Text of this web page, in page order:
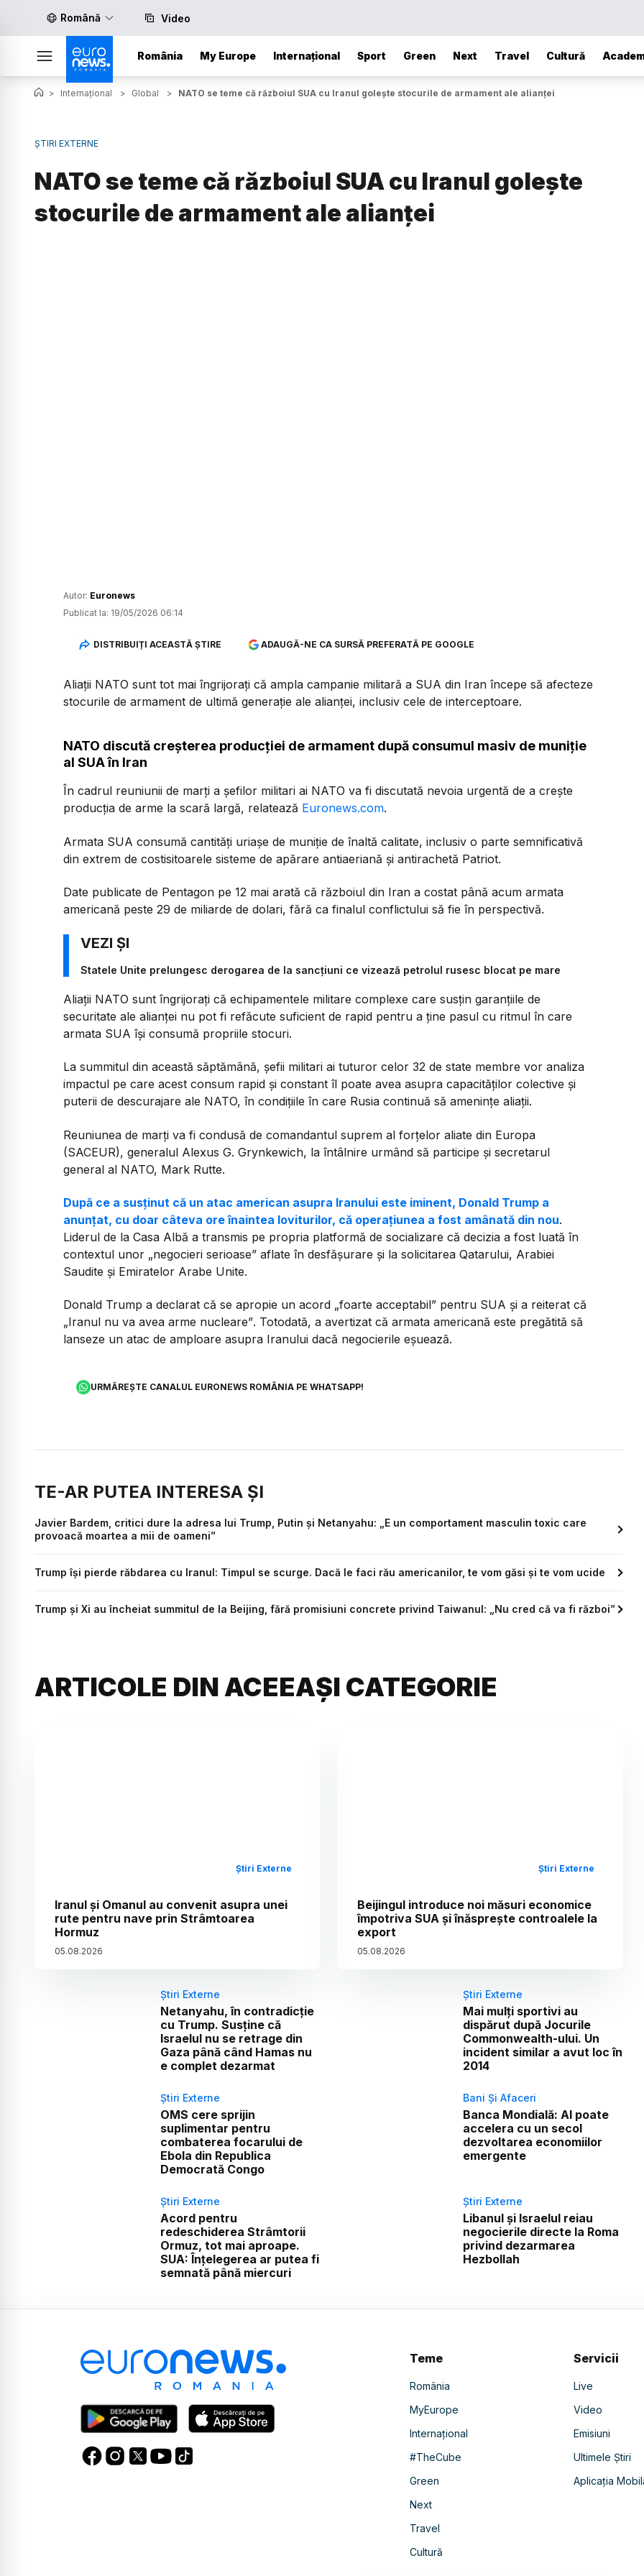
Română Video
România My Europe Internațional Sport Green Next Travel Cultură
> Internațional > Global > NATO se teme că războiul SUA cu Iranul golește stocurile de armament ale alianței
ȘTIRI EXTERNE
NATO se teme că războiul SUA cu Iranul golește
stocurile de armament ale alianței
Autor: Euronews
Publicat la: 19/05/2026 06:14
DISTRIBUIȚI ACEASTĂ ȘTIRE ADAUGĂ-NE CA SURSĂ PREFERATĂ PE GOOGLE
Aliații NATO sunt tot mai îngrijorați că ampla campanie militară a SUA din Iran începe să afecteze
stocurile de armament de ultimă generație ale alianței, inclusiv cele de interceptoare.
NATO discută creșterea producției de armament după consumul masiv de muniție
al SUA în Iran
În cadrul reuniunii de marți a șefilor militari ai NATO va fi discutată nevoia urgentă de a crește
producția de arme la scară largă, relatează Euronews.com.
Armata SUA consumă cantități uriașe de muniție de înaltă calitate, inclusiv o parte semnificativă
din extrem de costisitoarele sisteme de apărare antiaeriană și antirachetă Patriot.
Date publicate de Pentagon pe 12 mai arată că războiul din Iran a costat până acum armata
americană peste 29 de miliarde de dolari, fără ca finalul conflictului să fie în perspectivă.
Statele Unite prelungesc derogarea de la sancțiuni ce vizează petrolul rusesc blocat pe mare
Aliații NATO sunt îngrijorați că echipamentele militare complexe care susțin garanțiile de
securitate ale alianței nu pot fi refăcute suficient de rapid pentru a ține pasul cu ritmul în care
armata SUA își consumă propriile stocuri.
La summitul din această săptămână, șefii militari ai tuturor celor 32 de state membre vor analiza
impactul pe care acest consum rapid și constant îl poate avea asupra capacităților colective și
puterii de descurajare ale NATO, în condițiile în care Rusia continuă să amenințe aliații.
Reuniunea de marți va fi condusă de comandantul suprem al forțelor aliate din Europa
(SACEUR), generalul Alexus G. Grynkewich, la întâlnire urmând să participe și secretarul
general al NATO, Mark Rutte.
După ce a susținut că un atac american asupra Iranului este iminent, Donald Trump a
anunțat, cu doar câteva ore înaintea loviturilor, că operațiunea a fost amânată din nou.
Liderul de la Casa Albă a transmis pe propria platformă de socializare că decizia a fost luată în
contextul unor „negocieri serioase” aflate în desfășurare și la solicitarea Qatarului, Arabiei
Saudite și Emiratelor Arabe Unite.
Donald Trump a declarat că se apropie un acord „foarte acceptabil” pentru SUA și a reiterat că
„Iranul nu va avea arme nucleare”. Totodată, a avertizat că armata americană este pregătită să
lanseze un atac de amploare asupra Iranului dacă negocierile eșuează.
URMĂREȘTE CANALUL EURONEWS ROMÂNIA PE WHATSAPP!
TE-AR PUTEA INTERESA ȘI
Javier Bardem, critici dure la adresa lui Trump, Putin și Netanyahu: „E un comportament masculin toxic care
provoacă moartea a mii de oameni”
Trump își pierde răbdarea cu Iranul: Timpul se scurge. Dacă le faci rău americanilor, te vom găsi și te vom ucide
Trump și Xi au încheiat summitul de la Beijing, fără promisiuni concrete privind Taiwanul: „Nu cred că va fi război”
ARTICOLE DIN ACEEAȘI CATEGORIE
Știri Externe
Iranul și Omanul au convenit asupra unei
rute pentru nave prin Strâmtoarea
Hormuz
05.08.2026
Știri Externe
Beijingul introduce noi măsuri economice
împotriva SUA și înăsprește controalele la
export
05.08.2026
Știri Externe
Netanyahu, în contradicție
cu Trump. Susține că
Israelul nu se retrage din
Gaza până când Hamas nu
e complet dezarmat
Știri Externe
Mai mulți sportivi au
dispărut după Jocurile
Commonwealth-ului. Un
incident similar a avut loc în
2014
Știri Externe
OMS cere sprijin
suplimentar pentru
combaterea focarului de
Ebola din Republica
Democrată Congo
Bani Și Afaceri
Banca Mondială: AI poate
accelera cu un secol
dezvoltarea economiilor
emergente
Știri Externe
Acord pentru
redeschiderea Strâmtorii
Ormuz, tot mai aproape.
SUA: Înțelegerea ar putea fi
semnată până miercuri
Știri Externe
Libanul și Israelul reiau
negocierile directe la Roma
privind dezarmarea
Hezbollah
Teme
România
MyEurope
Internațional
#TheCube
Green
Next
Travel
Cultură
Servicii
Live
Video
Emisiuni
Ultimele Știri
Aplicația